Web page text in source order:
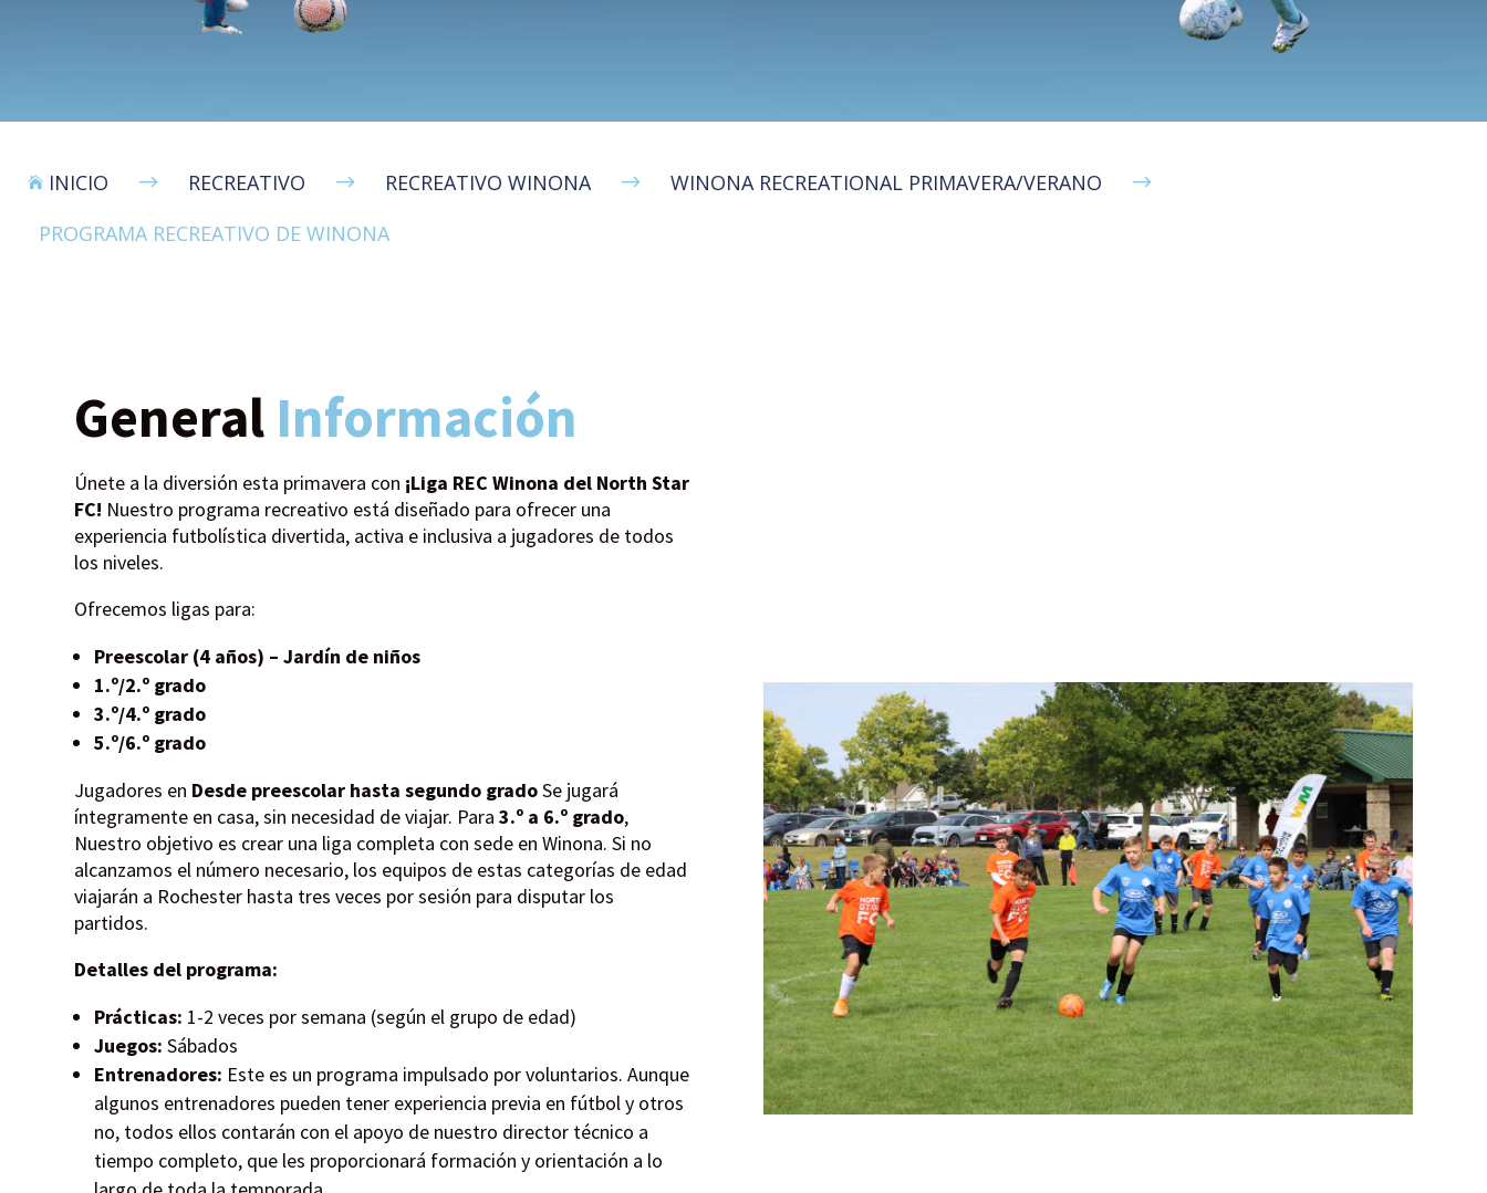
 INICIO $ RECREATIVO $ RECREATIVO WINONA $ WINONA RECREATIONAL PRIMAVERA/VERANO $
PROGRAMA RECREATIVO DE WINONA
General Información
Únete a la diversión esta primavera con ¡Liga REC Winona del North Star
FC! Nuestro programa recreativo está diseñado para ofrecer una
experiencia futbolística divertida, activa e inclusiva a jugadores de todos
los niveles.
Ofrecemos ligas para:
Preescolar (4 años) – Jardín de niños
1.º/2.º grado
3.º/4.º grado
5.º/6.º grado
Jugadores en Desde preescolar hasta segundo gradoSe jugará
íntegramente en casa, sin necesidad de viajar. Para3.º a 6.º grado,
Nuestro objetivo es crear una liga completa con sede en Winona. Si no
alcanzamos el número necesario, los equipos de estas categorías de edad
viajarán a Rochester hasta tres veces por sesión para disputar los
partidos.
Detalles del programa:
Prácticas: 1-2 veces por semana (según el grupo de edad)
Juegos: Sábados
Entrenadores: Este es un programa impulsado por voluntarios. Aunque
algunos entrenadores pueden tener experiencia previa en fútbol y otros
no, todos ellos contarán con el apoyo de nuestro director técnico a
tiempo completo, que les proporcionará formación y orientación a lo